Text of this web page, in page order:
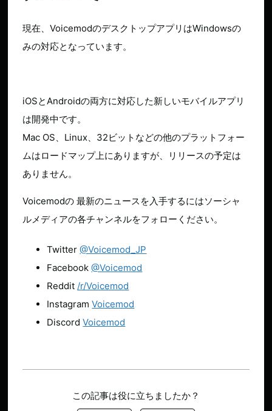
現在、VoicemodのデスクトップアプリはWindowsの
みの対応となっています。
iOSとAndroidの両方に対応した新しいモバイルアプリ
は開発中です。
Mac OS、Linux、32ビットなどの他のプラットフォー
ムはロードマップ上にありますが、リリースの予定は
ありません。
Voicemodの 最新のニュースを入手するにはソーシャ
ルメディアの各チャンネルをフォローください。
Twitter@Voicemod_JP
Facebook@Voicemod
Reddit /r/Voicemod
InstagramVoicemod
DiscordVoicemod
この記事は役に立ちましたか？